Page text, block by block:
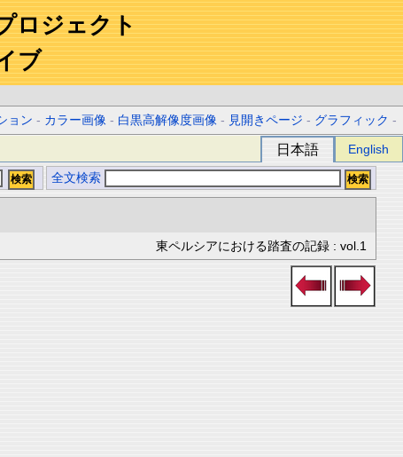
ロジェクト
ブ
ョン - カラー画像 - 白黒高解像度画像 - 見開きページ - グラフィック -
日本語 English
全文検索
東ペルシアにおける踏査の記録 : vol.1